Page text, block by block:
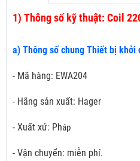
1) Thông số kỹ thuật: Coil
a) Thông số chung Thiết bị khởi
- Mã hàng: EWA204
- Hãng sản xuất: Hager
- Xuất xứ: Pháp
- Vận chuyển: miễn phí.